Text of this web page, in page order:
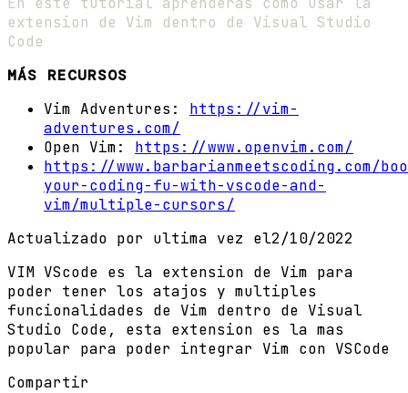
extension de Vim dentro de Visual Studio
Code
MÁS RECURSOS
Vim Adventures: https://vim-
adventures.com/
Open Vim: https://www.openvim.com/
https://www.barbarianmeetscoding.com/
your-coding-fu-with-vscode-and-
vim/multiple-cursors/
Actualizado por ultima vez el2/10/2022
VIM VScode es la extension de Vim para
poder tener los atajos y multiples
funcionalidades de Vim dentro de Visual
Studio Code, esta extension es la mas
popular para poder integrar Vim con VSCode
Compartir